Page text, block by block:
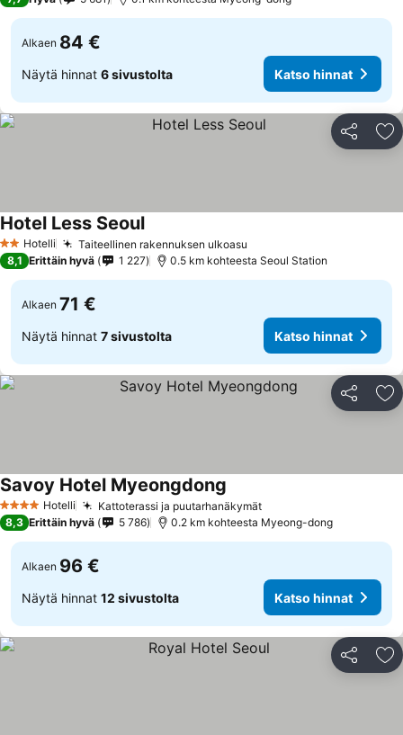
Alkaen 84 €
Näytä hinnat 6 sivustolta Katso hinnat
Jaa
2 Tähtiluokitus
Hotelli Taiteellinen rakennuksen ulkoasu
Hotel Less Seoul
8,1 Erittäin hyvä 1 227 0.5 km kohteesta Seoul Station
Alkaen 71 €
Näytä hinnat 7 sivustolta Katso hinnat
Jaa
4 Tähtiluokitus
Hotelli Kattoterassi ja puutarhanäkymät
Savoy Hotel Myeongdong
8,3 Erittäin hyvä 5 786 0.2 km kohteesta Myeong-dong
Alkaen 96 €
Näytä hinnat 12 sivustolta Katso hinnat
Jaa